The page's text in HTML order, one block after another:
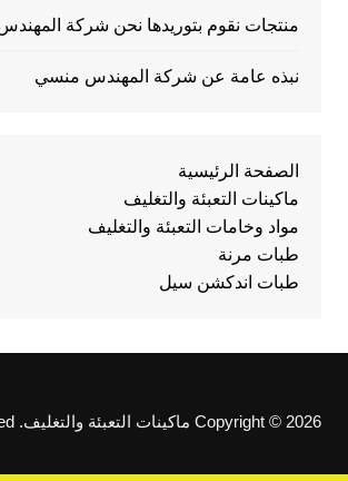
منتجات نقوم بتوريدها نحن شركة
نبذه عامة عن شركة المهندس منسي
الصفحة الرئيسية
ماكينات التعبئة والتغليف
مواد وخامات التعبئة والتغليف
طبات مرنة
طبات اندكشن سيل
Copyright © 2026 ماكينات التعبئة والتغليف. All rights reserved.